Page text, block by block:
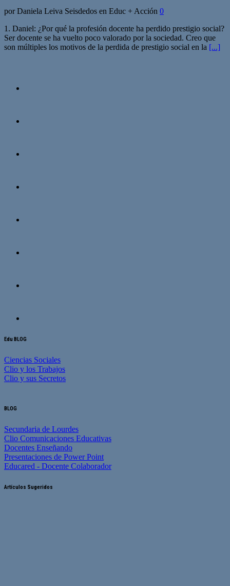
por Daniela Leiva Seisdedos en Educ + Acción 0
1. Daniel: ¿Por qué la profesión docente ha perdido prestigio social?
Ser docente se ha vuelto poco valorado por la sociedad. Creo que
son múltiples los motivos de la perdida de prestigio social en la [...]
Edu BLOG
Ciencias Sociales
Clio y los Trabajos
Clio y sus Secretos
BLOG
Secundaria de Lourdes
Clio Comunicaciones Educativas
Docentes Enseñando
Presentaciones de Power Point
Educared - Docente Colaborador
Artículos Sugeridos